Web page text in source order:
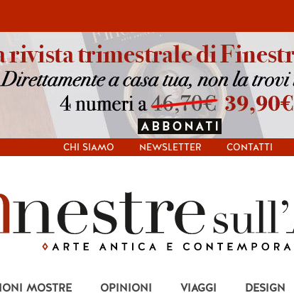
CHI SIAMO NEWSLETTER CONTATTI
MOSTRE OPINIONI VIAGGI DESIGN